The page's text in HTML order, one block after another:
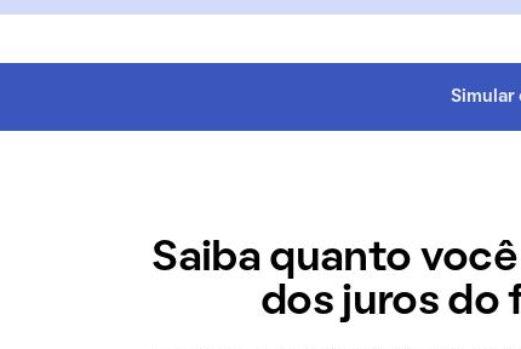
Simular
Saiba quanto
dos juros do